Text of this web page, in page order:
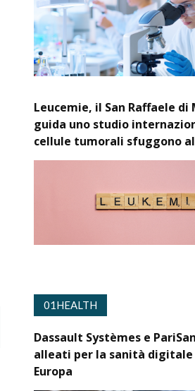
Leucemie, il San Raffaele di
guida uno studio
cellule tumorali sfuggono
01HEALTH
Dassault Systèmes e
alleati per la sanità digitale
Europa